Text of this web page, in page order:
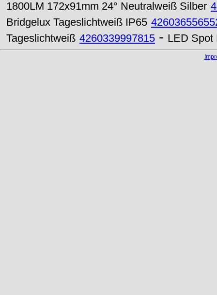
1800LM 172x91mm 24° Neutralweiß Silber
Bridgelux Tageslichtweiß IP65
Tageslichtweiß 4260339997815 - LED Spot